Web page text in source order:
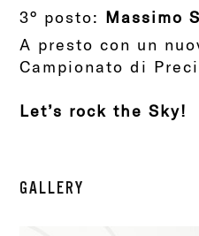
3° posto: Massimo
A presto con un
Campionato di
Let’s rock the Sky!
GALLERY